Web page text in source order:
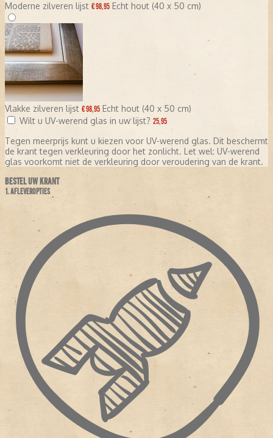
Moderne zilveren lijst € 98,95 Echt hout (40 x 50 cm)
Vlakke zilveren lijst € 98,95 Echt hout (40 x 50 cm)
Wilt u UV-werend glas in uw lijst? 25,95
Tegen meerprijs kunt u kiezen voor UV-werend glas. Dit beschermt
de krant tegen verkleuring door het zonlicht. Let wel: UV-werend
glas voorkomt niet de verkleuring door veroudering van de krant.
BESTEL UW KRANT
1. AFLEVEROPTIES